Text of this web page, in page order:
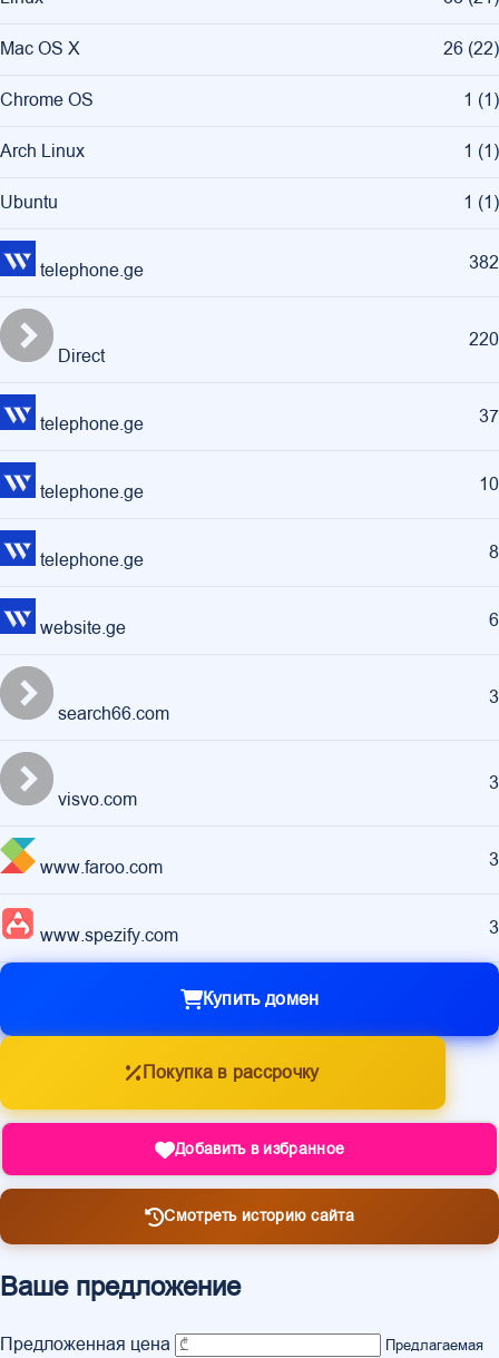
Mac OS X 26 (22)
Chrome OS 1 (1)
Arch Linux 1 (1)
Ubuntu 1 (1)
telephone.ge 382
Direct
220
telephone.ge 37
telephone.ge 10
telephone.ge 8
website.ge 6
search66.com
3
visvo.com
3
www.faroo.com 3
www.spezify.com 3
Купить домен
Покупка в рассрочку
Добавить в избранное
Смотреть историю сайта
Ваше предложение
Предложенная цена
Предлагаемая